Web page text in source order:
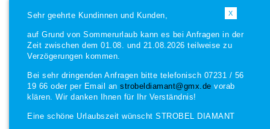
X
Sehr geehrte Kundinnen und Kunden,
auf Grund von Sommerurlaub kann es bei Anfragen in der
Zeit zwischen dem 01.08. und 21.08.2026 teilweise zu
Verzögerungen kommen.
Bei sehr dringenden Anfragen bitte telefonisch 07231 / 56
19 66 oder per Email an strobeldiamant@gmx.de vorab
klären. Wir danken Ihnen für Ihr Verständnis!
Eine schöne Urlaubszeit wünscht STROBEL DIAMANT